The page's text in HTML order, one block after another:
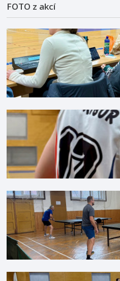
FOTO z akcí